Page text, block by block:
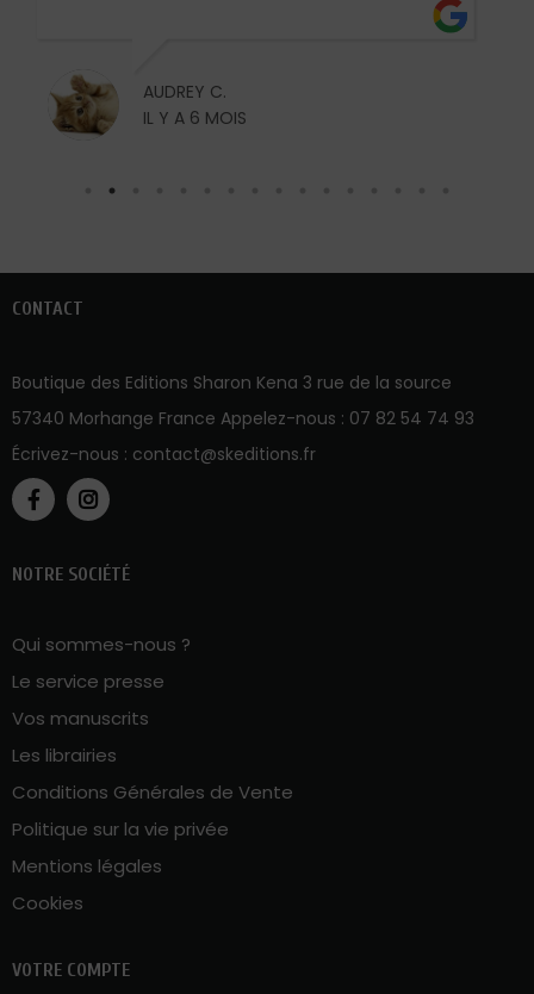
C.
A 6 MOIS
57340 Morhange France Appelez-nous : 07 82 54 74 93
Écrivez-nous :contact@skeditions.fr
Le service presse
Vos manuscrits
Les librairies
Conditions Générales de Vente
Politique sur la vie privée
Mentions légales
Cookies